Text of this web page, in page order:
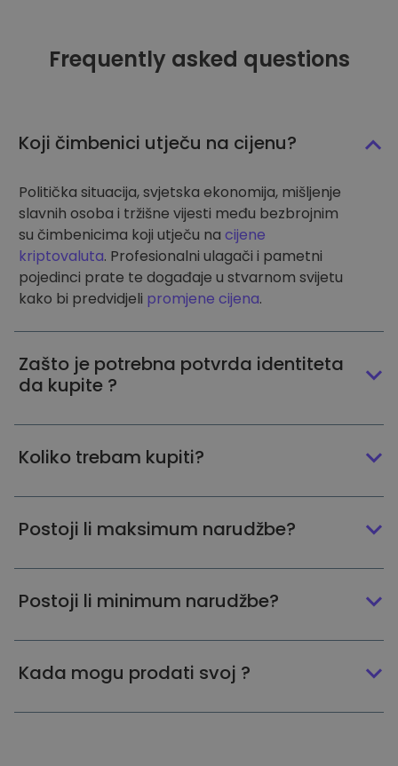
Frequently asked questions
Koji čimbenici utječu na cijenu?
Politička situacija, svjetska ekonomija, mišljenje
slavnih osoba i tržišne vijesti među bezbrojnim
su čimbenicima koji utječu na cijene
kriptovaluta. Profesionalni ulagači i pametni
pojedinci prate te događaje u stvarnom svijetu
kako bi predvidjeli promjene cijena.
Zašto je potrebna potvrda identiteta
da kupite ?
Koliko trebam kupiti?
Postoji li maksimum narudžbe?
Postoji li minimum narudžbe?
Kada mogu prodati svoj ?